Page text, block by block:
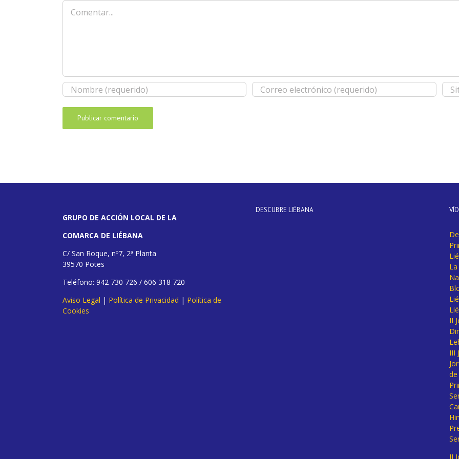
Comentar
GRUPO DE ACCIÓN LOCAL DE LA
COMARCA DE LIÉBANA
C/ San Roque, nº7, 2ª Planta
39570 Potes
Teléfono: 942 730 726 / 606 318 720
Aviso Legal | Política de Privacidad | Política de
Cookies
DESCUBRE LIÉBANA
II
III
II